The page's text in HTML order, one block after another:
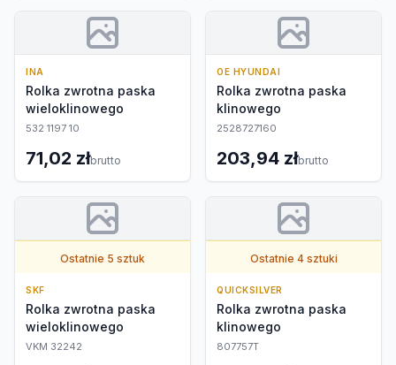
INA
Rolka zwrotna paska
wieloklinowego
532 1197 10
71,02 złbrutto
OE HYUNDAI
Rolka zwrotna paska
klinowego
2528727160
203,94 złbrutto
Ostatnie 5 sztuk
SKF
Rolka zwrotna paska
wieloklinowego
VKM 32242
Ostatnie 4 sztuki
QUICKSILVER
Rolka zwrotna paska
klinowego
807757T